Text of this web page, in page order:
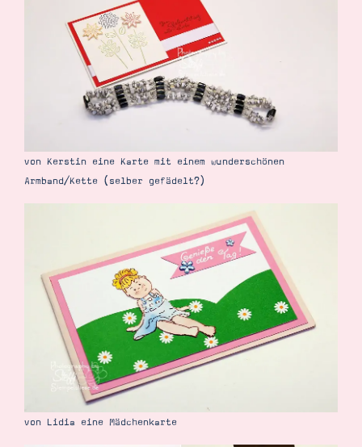
von Kerstin eine Karte mit einem wunderschönen
Armband/Kette (selber gefädelt?)
von Lidia eine Mädchenkarte